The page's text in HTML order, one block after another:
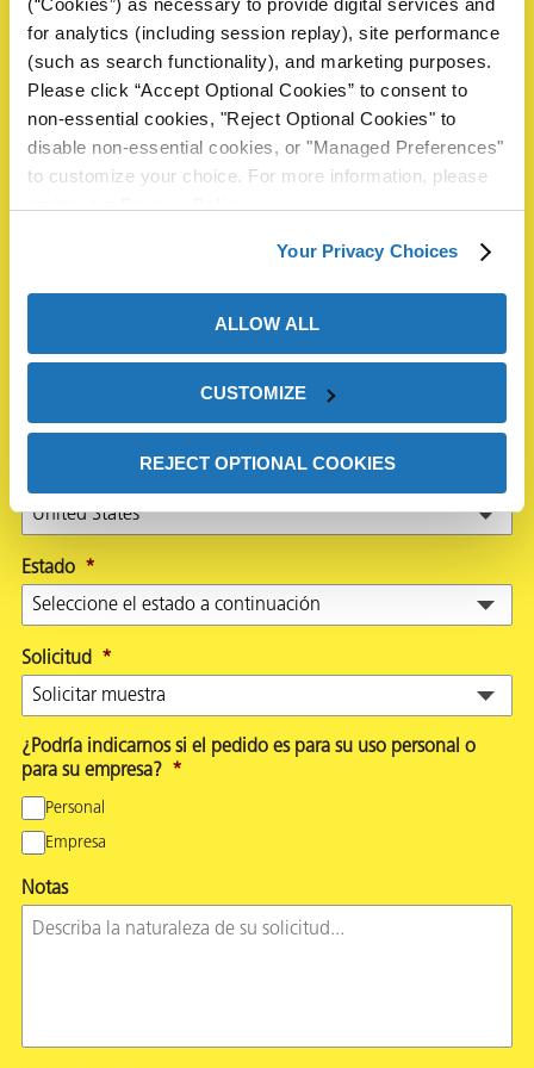
(“Cookies”) as necessary to provide digital services and
for analytics (including session replay), site performance
(such as search functionality), and marketing purposes.
Please click “Accept Optional Cookies” to consent to
non-essential cookies, "Reject Optional Cookies" to
disable non-essential cookies, or "Managed Preferences"
to customize your choice. For more information, please
Your Privacy Choices
ALLOW ALL
CUSTOMIZE
REJECT OPTIONAL COOKIES
Teléfono
Compañía
Estado *
Solicitud *
¿Podría indicarnos si el pedido es para su uso personal o
para su empresa? *
Personal
Empresa
Notas